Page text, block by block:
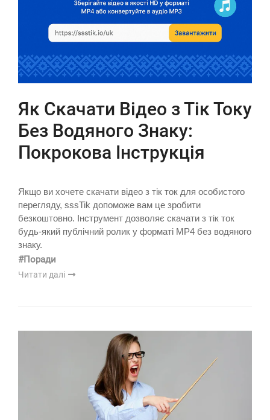
Як Скачати Відео з Тік Току
Без Водяного Знаку:
Покрокова Інструкція
Якщо ви хочете скачати відео з тік ток для особистого
перегляду, sssTik допоможе вам це зробити
безкоштовно. Інструмент дозволяє скачати з тік ток
будь-який публічний ролик у форматі MP4 без водяного
знаку.
#Поради
Читати далі